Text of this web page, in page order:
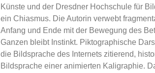
Künste und der Dresdner Hochschule für
ein Chiasmus. Die Autorin verwebt
Anfang und Ende mit der Bewegung des
Ganzen bleibt Instinkt. Piktographische
die Bildsprache des Internets zitierend,
Bildsprache einer animierten Kaligraphie.